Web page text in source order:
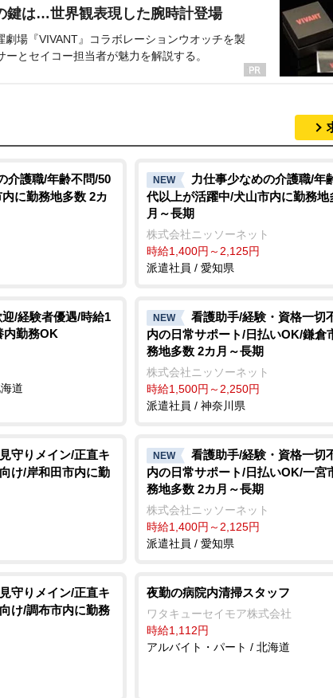
鍵は…世界観表現した腕時計登場
劇場『VIVANT』コラボレーションウオッチを製
とセイコー担当者が魅力を解説する。
介護職/年齢不問/50
に勤務地多数 2カ
NEW
力仕事少なめの介護職/年
代以上が活躍中/犬山市内に勤務地
月～長期
株式会社ニッソーネット
時給1,400円～2,125円
派遣社員 / 愛知県
/経験者優遇/時給1
内勤務OK
道
NEW
看護助手/経験・資格一切
内の日常サポート/日払いOK/鎌倉
務地多数 2カ月～長期
株式会社ニッソーネット
時給1,500円～2,250円
派遣社員 / 神奈川県
守りメイン/正直キ
け/岸和田市内に勤
NEW
看護助手/経験・資格一切
内の日常サポート/日払いOK/一宮
務地多数 2カ月～長期
株式会社ニッソーネット
時給1,400円～2,125円
派遣社員 / 愛知県
守りメイン/正直キ
け/調布市内に勤務
夜勤の病院内清掃スタッフ
ワタキューセイモア株式会社
時給1,112円
アルバイト・パート / 北海道